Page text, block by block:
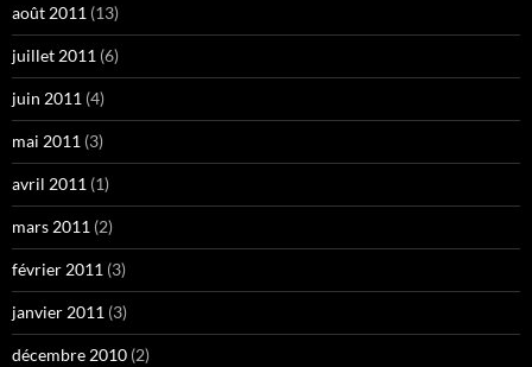
août 2011 (13)
juillet 2011 (6)
juin 2011 (4)
mai 2011 (3)
avril 2011 (1)
mars 2011 (2)
février 2011 (3)
janvier 2011 (3)
décembre 2010 (2)